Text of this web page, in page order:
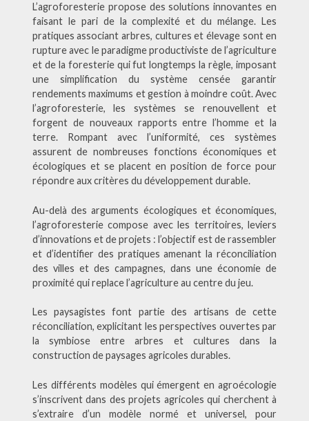
L’agroforesterie propose des solutions innovantes en
faisant le pari de la complexité et du mélange. Les
pratiques associant arbres, cultures et élevage sont en
rupture avec le paradigme productiviste de l’agriculture
et de la foresterie qui fut longtemps la règle, imposant
une simplification du système censée garantir
rendements maximums et gestion à moindre coût. Avec
l’agroforesterie, les systèmes se renouvellent et
forgent de nouveaux rapports entre l’homme et la
terre. Rompant avec l’uniformité, ces systèmes
assurent de nombreuses fonctions économiques et
écologiques et se placent en position de force pour
répondre aux critères du développement durable.
Au-delà des arguments écologiques et économiques,
l’agroforesterie compose avec les territoires, leviers
d’innovations et de projets : l’objectif est de rassembler
et d’identifier des pratiques amenant la réconciliation
des villes et des campagnes, dans une économie de
proximité qui replace l’agriculture au centre du jeu.
Les paysagistes font partie des artisans de cette
réconciliation, explicitant les perspectives ouvertes par
la symbiose entre arbres et cultures dans la
construction de paysages agricoles durables.
Les différents modèles qui émergent en agroécologie
s’inscrivent dans des projets agricoles qui cherchent à
s’extraire d’un modèle normé et universel, pour